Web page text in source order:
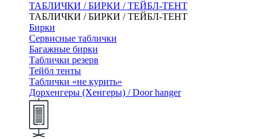
ТАБЛИЧКИ / БИРКИ / ТЕЙБЛ-ТЕНТ
ТАБЛИЧКИ / БИРКИ / ТЕЙБЛ-ТЕНТ
Бирки
Сервисные таблички
Багажные бирки
Таблички резерв
Тейбл тенты
Таблички «не курить»
Дорхенгеры (Хенгеры) / Door hanger